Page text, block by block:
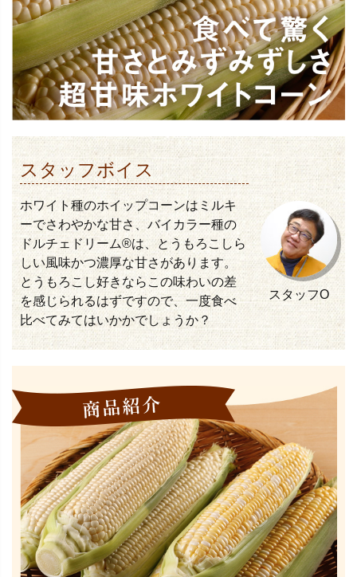
スタッフボイス
ホワイト種のホイップコーンはミルキ
ーでさわやかな甘さ、バイカラー種の
ドルチェドリーム®は、とうもろこしら
しい風味かつ濃厚な甘さがあります。
とうもろこし好きならこの味わいの差
を感じられるはずですので、一度食べ
比べてみてはいかかでしょうか？
スタッフO